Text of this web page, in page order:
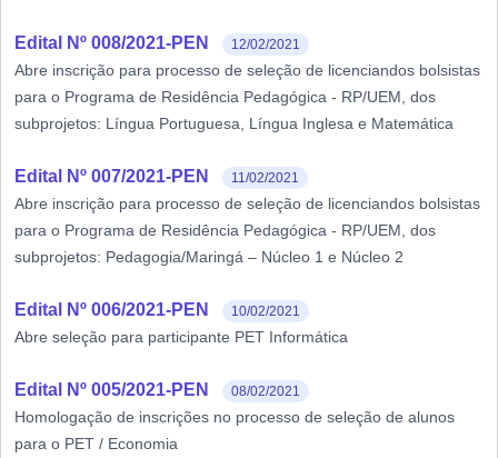
Edital Nº 008/2021-PEN 12/02/2021
Abre inscrição para processo de seleção de licenciandos bolsistas
para o Programa de Residência Pedagógica - RP/UEM, dos
subprojetos: Língua Portuguesa, Língua Inglesa e Matemática
Edital Nº 007/2021-PEN 11/02/2021
Abre inscrição para processo de seleção de licenciandos bolsistas
para o Programa de Residência Pedagógica - RP/UEM, dos
subprojetos: Pedagogia/Maringá – Núcleo 1 e Núcleo 2
Edital Nº 006/2021-PEN 10/02/2021
Abre seleção para participante PET Informática
Edital Nº 005/2021-PEN 08/02/2021
Homologação de inscrições no processo de seleção de alunos
para o PET / Economia